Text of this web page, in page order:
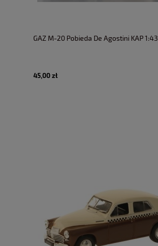
GAZ M-20 Pobieda De Agostini KAP 1:43
45,00 zł